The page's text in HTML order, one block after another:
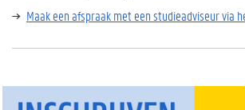
Maak een afspraak met een studieadviseur via